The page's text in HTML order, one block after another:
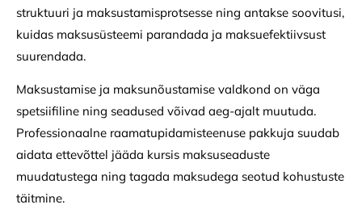
struktuuri ja maksustamisprotsesse ning antakse soovitusi,
kuidas maksusüsteemi parandada ja maksuefektiivsust
suurendada.
Maksustamise ja maksunõustamise valdkond on väga
spetsiifiline ning seadused võivad aeg-ajalt muutuda.
Professionaalne raamatupidamisteenuse pakkuja suudab
aidata ettevõttel jääda kursis maksuseaduste
muudatustega ning tagada maksudega seotud kohustuste
täitmine.